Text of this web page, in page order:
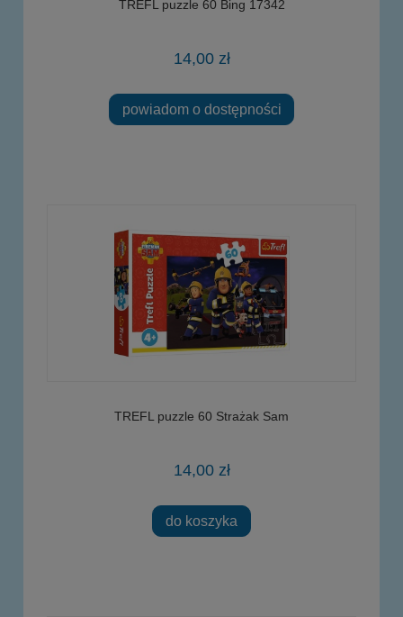
TREFL puzzle 60 Bing 17342
14,00 zł
powiadom o dostępności
TREFL puzzle 60 Strażak Sam
14,00 zł
do koszyka